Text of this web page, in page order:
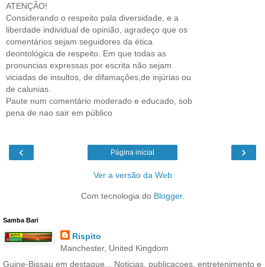
ATENÇÃO!
Considerando o respeito pala diversidade, e a
liberdade individual de opinião, agradeço que os
comentários sejam seguidores da ética
deontológica de respeito. Em que todas as
pronuncias expressas por escrita não sejam
viciadas de insultos, de difamações,de injúrias ou
de calunias.
Paute num comentário moderado e educado, sob
pena de nao sair em público
‹ ›
Página inicial
Ver a versão da Web
Com tecnologia do Blogger.
Samba Bari
Rispito
Manchester, United Kingdom
Guine-Bissau em destaque... Noticias, publicacoes, entretenimento e